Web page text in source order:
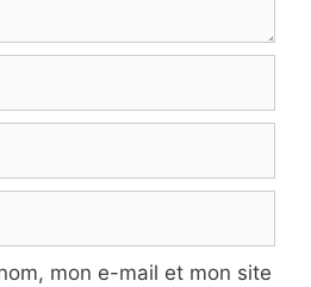
mon e-mail et mon site